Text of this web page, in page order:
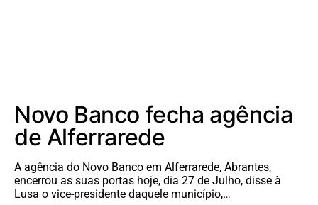
Novo Banco fecha agência
de Alferrarede
A agência do Novo Banco em Alferrarede, Abrantes,
encerrou as suas portas hoje, dia 27 de Julho, disse à
Lusa o vice-presidente daquele município,…